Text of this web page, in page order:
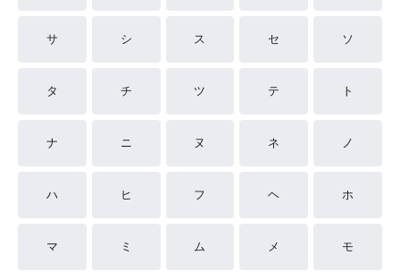
サ シ ス セ ソ
タ チ ツ テ ト
ナ ニ ヌ ネ ノ
ハ ヒ フ ヘ ホ
マ ミ ム メ モ